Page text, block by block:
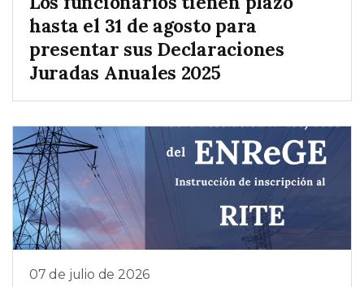
hasta el 31 de agosto para
presentar sus Declaraciones
Juradas Anuales 2025
07 de julio de 2026